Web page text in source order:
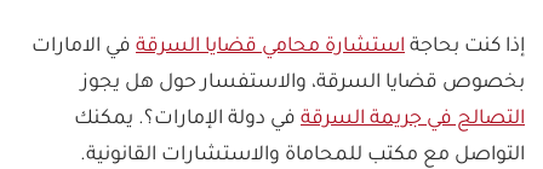
إذا كنت بحاجة استشارة محامي قضايا السرقة في الامارات
بخصوص قضايا السرقة، والاستفسار حول هل يجوز
التصالح في جريمة السرقة في دولة الإمارات؟. يمكنك
التواصل مع مكتب للمحاماة والاستشارات القانونية.